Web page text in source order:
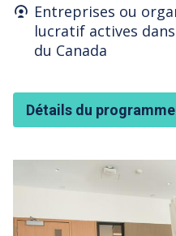
Who's it for
Entreprises ou
lucratif actives
du Canada
Détails du programme
Featured Image